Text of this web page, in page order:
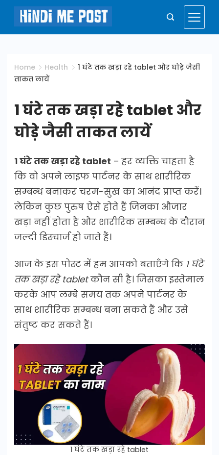
Skip
content
Hindi
Me
Post
Home Health
1 घंटे तक खड़ा रहे tablet और घोड़े जैसी
ताकत लायें
1 घंटे तक खड़ा रहे tablet और
घोड़े जैसी ताकत लायें
1 घंटे तक खड़ा रहे tablet – हर व्यक्ति चाहता है
कि वो अपने लाइफ पार्टनर के साथ शारीरिक
सम्बन्ध बनाकर चरम-सुख का आनंद प्राप्त करें।
लेकिन कुछ पुरुष ऐसे होते हैं जिनका औजार
खड़ा नहीं होता है और शारीरिक सम्बन्ध के दौरान
जल्दी डिस्चार्ज हो जाते हैं।
आज के इस पोस्ट में हम आपको बताएँगे कि 1 घंटे
तक खड़ा रहे tabletकौन सी है। जिसका इस्तेमाल
करके आप लम्बे समय तक अपने पार्टनर के
साथ शारीरिक सम्बन्ध बना सकते हैं और उसे
संतुष्ट कर सकते हैं।
1 घंटे तक खड़ा रहे tablet